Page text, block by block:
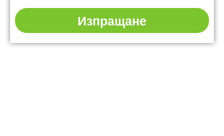
Изпращане